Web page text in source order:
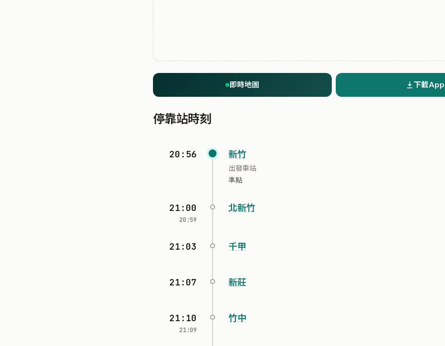
即時地圖 下載App
停靠站時刻
20:56 新竹
出發車站
準點
21:00
20:59
北新竹
21:03 千甲
21:07 新莊
21:10
21:09
竹中